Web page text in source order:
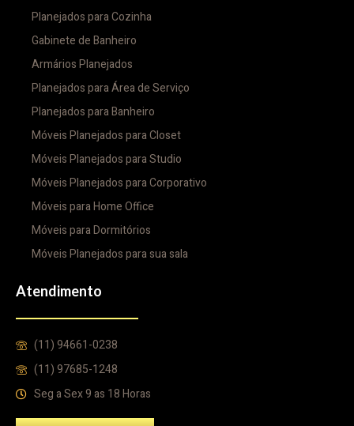
Planejados para Cozinha
Gabinete de Banheiro
Armários Planejados
Planejados para Área de Serviço
Planejados para Banheiro
Móveis Planejados para Closet
Móveis Planejados para Studio
Móveis Planejados para Corporativo
Móveis para Home Office
Móveis para Dormitórios
Móveis Planejados para sua sala
Atendimento
(11) 94661-0238
(11) 97685-1248
Seg a Sex 9 as 18 Horas